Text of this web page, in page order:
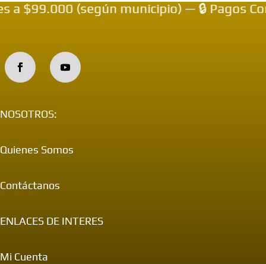
$99.000 (según municipio) — 🔒 Pagos
NOSOTROS:
Quienes Somos
Contáctanos
ENLACES DE INTERES
Mi Cuenta